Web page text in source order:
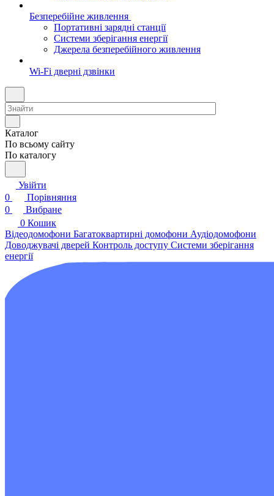
Безперебійне живлення
Портативні зарядні станції
Системи зберігання енергії
Джерела безперебійного живлення
Wi-Fi дверні дзвінки
Каталог
По всьому сайту
По каталогу
Увійти
0
Порівняння
0
Вибране
0 Кошик
Відеодомофони Багатоквартирні домофони Аудіодомофони
Доводжувачі дверей Контроль доступу Системи зберігання
енергії